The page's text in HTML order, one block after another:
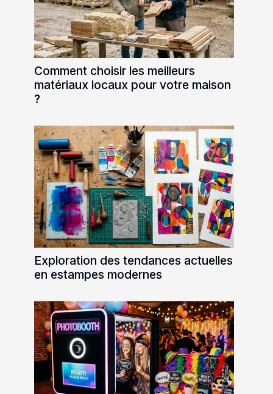
Comment choisir les meilleurs
matériaux locaux pour votre maison
?
Exploration des tendances actuelles
en estampes modernes